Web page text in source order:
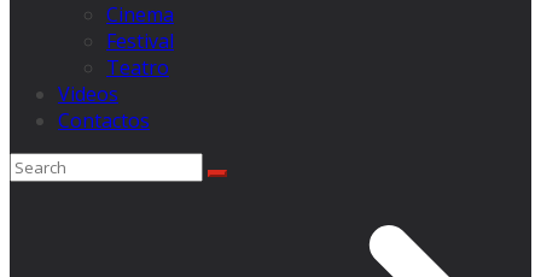
Cinema
Festival
Teatro
Videos
Contactos